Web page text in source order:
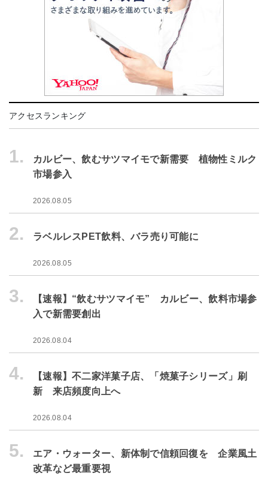
アクセスランキング
1.
カルビー、飲むサツマイモで新需要 植物性ミルク
市場参入
2026.08.05
2. ラベルレスPET飲料、バラ売り可能に
2026.08.05
3.
【速報】“飲むサツマイモ” カルビー、飲料市場参
入で新需要創出
2026.08.04
4.
【速報】不二家洋菓子店、「焼菓子シリーズ」刷
新 来店頻度向上へ
2026.08.04
5.
エア・ウォーター、新体制で信頼回復を 企業風土
改革など最重要視